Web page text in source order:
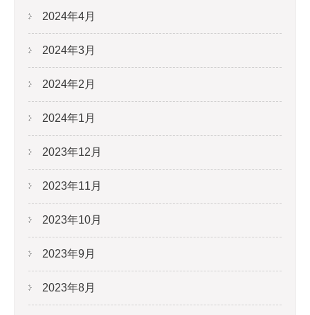
2024年4月
2024年3月
2024年2月
2024年1月
2023年12月
2023年11月
2023年10月
2023年9月
2023年8月